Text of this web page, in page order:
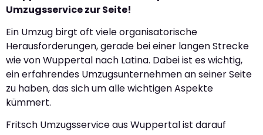
Umzugsservice zur Seite!
Ein Umzug birgt oft viele organisatorische
Herausforderungen, gerade bei einer langen Strecke
wie von Wuppertal nach Latina. Dabei ist es wichtig,
ein erfahrendes Umzugsunternehmen an seiner Seite
zu haben, das sich um alle wichtigen Aspekte
kümmert.
Fritsch Umzugsservice aus Wuppertal ist darauf